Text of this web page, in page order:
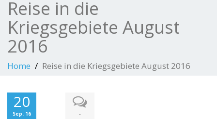
Reise in die
Kriegsgebiete August
2016
Home Reise in die Kriegsgebiete August 2016
20
Sep. 16 -